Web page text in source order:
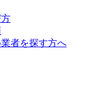
者を探す方へ